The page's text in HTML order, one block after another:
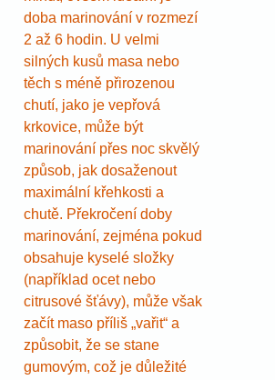
doba marinování v rozmezí
2 až 6 hodin. U velmi
silných kusů masa nebo
těch s méně přirozenou
chutí, jako je vepřová
krkovice, může být
marinování přes noc skvělý
způsob, jak dosaženout
maximální křehkosti a
chutě. Překročení doby
marinování, zejména pokud
obsahuje kyselé složky
(například ocet nebo
citrusové šťávy), může však
začít maso příliš „vařit“ a
způsobit, že se stane
gumovým, což je důležité